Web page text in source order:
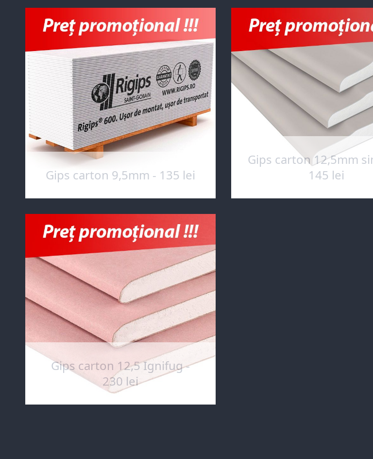
Gips carton 9,5mm - 135 lei
Gips carton 12,5mm
145 lei
Gips carton 12,5 Ignifug -
230 lei